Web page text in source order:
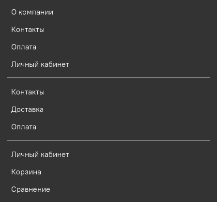
О компании
Контакты
Оплата
Личный кабинет
Контакты
Доставка
Оплата
Личный кабинет
Корзина
Сравнение